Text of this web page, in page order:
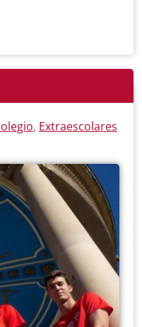
, Extraescolares